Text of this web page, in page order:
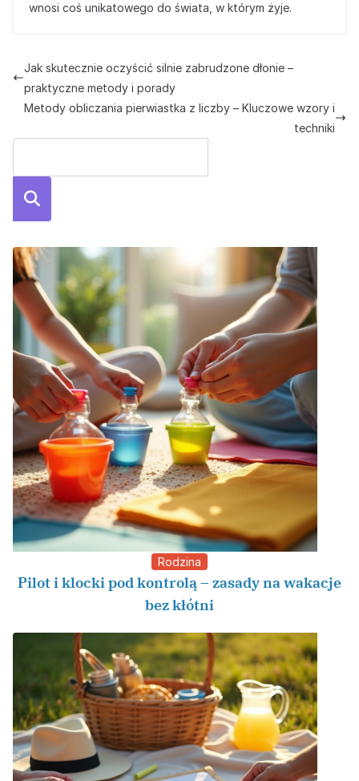
wnosi coś unikatowego do świata, w którym żyje.
Jak skutecznie oczyścić silnie zabrudzone dłonie –
praktyczne metody i porady
Metody obliczania pierwiastka z liczby – Kluczowe wzory i
techniki
Szuka
Rodzina
Pilot i klocki pod kontrolą – zasady na wakacje
bez kłótni